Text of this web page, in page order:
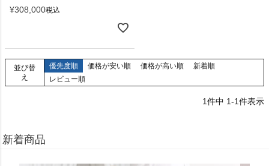
¥308,000税込
並び替
え
優先度順 価格が安い順 価格が高い順
新着順
レビュー順
1件中 1-1件表示
新着商品